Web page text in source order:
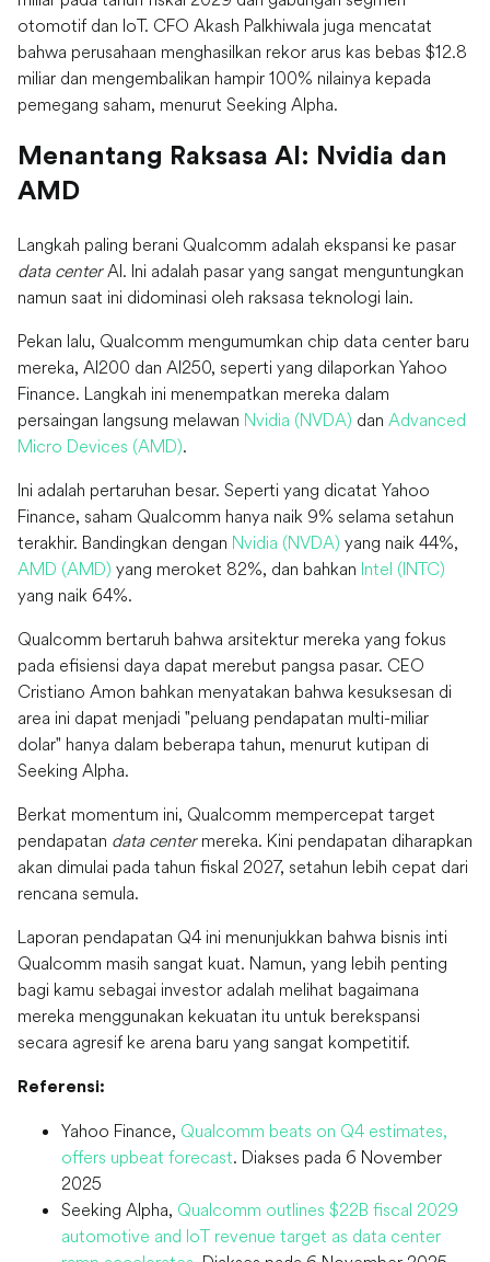
otomotif dan IoT. CFO Akash Palkhiwala juga mencatat
bahwa perusahaan menghasilkan rekor arus kas bebas $12.8
miliar dan mengembalikan hampir 100% nilainya kepada
pemegang saham, menurut Seeking Alpha.
Menantang Raksasa AI: Nvidia dan
AMD
Langkah paling berani Qualcomm adalah ekspansi ke pasar
data centerAI. Ini adalah pasar yang sangat menguntungkan
namun saat ini didominasi oleh raksasa teknologi lain.
Pekan lalu, Qualcomm mengumumkan chip data center baru
mereka, AI200 dan AI250, seperti yang dilaporkan Yahoo
Finance. Langkah ini menempatkan mereka dalam
persaingan langsung melawan Nvidia (NVDA) dan Advanced
Micro Devices (AMD).
Ini adalah pertaruhan besar. Seperti yang dicatat Yahoo
Finance, saham Qualcomm hanya naik 9% selama setahun
terakhir. Bandingkan dengan Nvidia (NVDA) yang naik 44%,
AMD (AMD) yang meroket 82%, dan bahkan Intel (INTC)
yang naik 64%.
Qualcomm bertaruh bahwa arsitektur mereka yang fokus
pada efisiensi daya dapat merebut pangsa pasar. CEO
Cristiano Amon bahkan menyatakan bahwa kesuksesan di
area ini dapat menjadi "peluang pendapatan multi-miliar
dolar" hanya dalam beberapa tahun, menurut kutipan di
Seeking Alpha.
Berkat momentum ini, Qualcomm mempercepat target
pendapatan data centermereka. Kini pendapatan diharapkan
akan dimulai pada tahun fiskal 2027, setahun lebih cepat dari
rencana semula.
Laporan pendapatan Q4 ini menunjukkan bahwa bisnis inti
Qualcomm masih sangat kuat. Namun, yang lebih penting
bagi kamu sebagai investor adalah melihat bagaimana
mereka menggunakan kekuatan itu untuk berekspansi
secara agresif ke arena baru yang sangat kompetitif.
Referensi:
Yahoo Finance, Qualcomm beats on Q4 estimates,
offers upbeat forecast. Diakses pada 6 November
2025
Seeking Alpha, Qualcomm outlines $22B fiscal 2029
automotive and IoT revenue target as data center